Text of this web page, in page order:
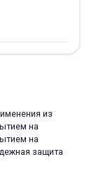
из
на
на
защита